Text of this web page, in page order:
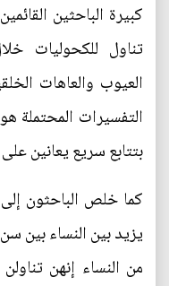
كبيرة الباحثين
تناول للكحوليات
العيوب والعاهات
التفسيرات المحتملة
بتتابع سريع يعانين
كما خلص الباحثون
من النساء إنهن